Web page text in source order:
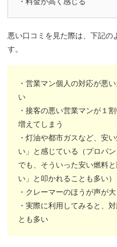
悪い口コミを見た際は、下記
す。
・営業マン個人の対応が悪
い
・接客の悪い営業マンが１
増えてしまう
・灯油や都市ガスなど、安
い」と感じている（プロパ
でも、そういった安い燃料
い」と叩かれることも多い）
・クレーマーのほうが声が
・実際に利用してみると、
とも多い